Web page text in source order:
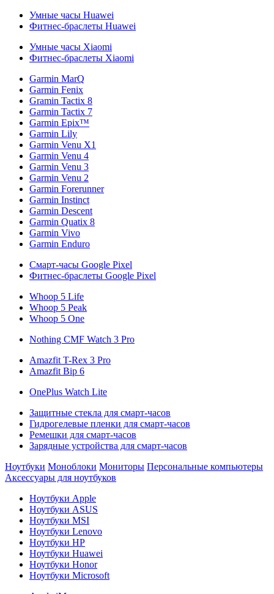
Умные часы Huawei
Фитнес-браслеты Huawei
Умные часы Xiaomi
Фитнес-браслеты Xiaomi
Garmin MarQ
Garmin Fenix
Gramin Tactix 8
Garmin Tactix 7
Garmin Epix™
Garmin Lily
Garmin Venu X1
Garmin Venu 4
Garmin Venu 3
Garmin Venu 2
Garmin Forerunner
Garmin Instinct
Garmin Descent
Garmin Quatix 8
Garmin Vivo
Garmin Enduro
Смарт-часы Google Pixel
Фитнес-браслеты Google Pixel
Whoop 5 Life
Whoop 5 Peak
Whoop 5 One
Nothing CMF Watch 3 Pro
Amazfit T-Rex 3 Pro
Amazfit Bip 6
OnePlus Watch Lite
Защитные стекла для смарт-часов
Гидрогелевые пленки для смарт-часов
Ремешки для смарт-часов
Зарядные устройства для смарт-часов
Ноутбуки Моноблоки Мониторы Персональные компьютеры
Аксессуары для ноутбуков
Ноутбуки Apple
Ноутбуки ASUS
Ноутбуки MSI
Ноутбуки Lenovo
Ноутбуки HP
Ноутбуки Huawei
Ноутбуки Honor
Ноутбуки Microsoft